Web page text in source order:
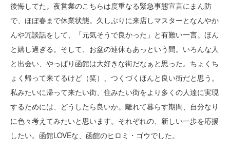
後悔してた。夜営業のこちらは度重なる緊急事態宣言にまん防
で、ほぼ春まで休業状態。久しぶりに来店しマスターとなんやか
んや冗談話をして、「元気そうで良かった」と有難い一言。ほん
と嬉し過ぎる。そして、お盆の連休もあっという間。いろんな人
と出会い、やっぱり函館は大好きな街だなぁと思った。ちょくち
ょく帰って来てるけど（笑）、つくづくほんと良い街だと思う。
私みたいに帰って来たい街、住みたい街をより多くの人達に実現
するためには、どうしたら良いか。離れて暮らす期間、自分なり
に色々考えてみたいと思います。それぞれの、新しい一歩を応援
したい。函館LOVEな、函館のヒロミ・ゴウでした。